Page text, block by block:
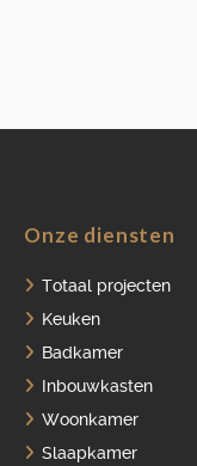
Onze diensten
Totaal projecten
Keuken
Badkamer
Inbouwkasten
Woonkamer
Slaapkamer